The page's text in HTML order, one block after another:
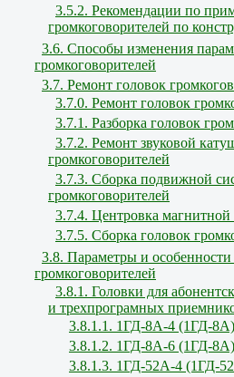
3.5.2. Рекомендации по
громкоговорителей по
3.6. Способы изменения
громкоговорителей
3.7. Ремонт головок
3.7.0. Ремонт головок
3.7.1. Разборка головок
3.7.2. Ремонт звуковой
громкоговорителей
3.7.3. Сборка подвижной
громкоговорителей
3.7.4. Центровка магнитной
3.7.5. Сборка головок
3.8. Параметры и
громкоговорителей
3.8.1. Головки для
и трехпрограмных
3.8.1.1. 1ГД-8А-4 (1ГД-8А)
3.8.1.2. 1ГД-8А-6 (1ГД-8А)
3.8.1.3. 1ГД-52А-4 (1ГД-